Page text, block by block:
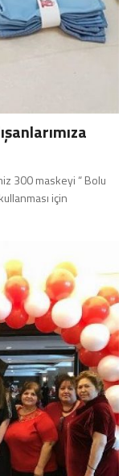
300 maskeyi “ Bolu
için